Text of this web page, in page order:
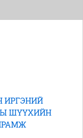
ИРГЭНИЙ
ШҮҮХИЙН